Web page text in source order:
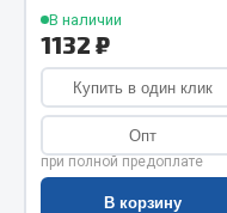
Автолампы
Блоки реле и
Вилки нагрузочные
Выключатели и
Выключатели
Выключатель массы
В наличии
1132 ₽
Купить в один клик
Опт
при полной предоплате
В корзину